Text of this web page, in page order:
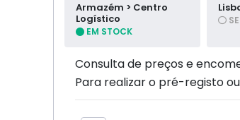
Armazém > Centro
Logístico
EM STOCK
Consulta de preços e
Para realizar o pré-registo